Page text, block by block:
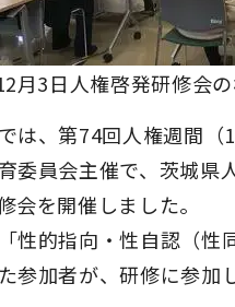
月3日人権啓発研修会
は、第74回人権週間（
委員会主催で、茨城
会を開催しました。
性的指向・性自認（性
参加者が、研修に参加